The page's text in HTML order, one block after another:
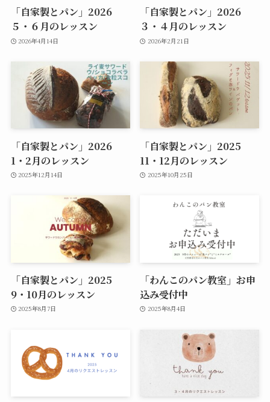
「自家製とパン」2026
５・６月のレッスン
2026年4月14日
「自家製とパン」2026
３・４月のレッスン
2026年2月21日
「自家製とパン」2026
1・2月のレッスン
2025年12月14日
「自家製とパン」2025
11・12月のレッスン
2025年10月25日
「自家製とパン」2025
9・10月のレッスン
2025年8月7日
「わんこのパン教室」お申
込み受付中
2025年8月4日